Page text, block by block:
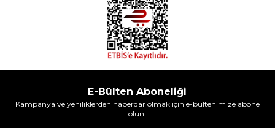
E-Bülten Aboneliği
Kampanya ve yeniliklerden haberdar olmak için e-bültenimize abone
olun!